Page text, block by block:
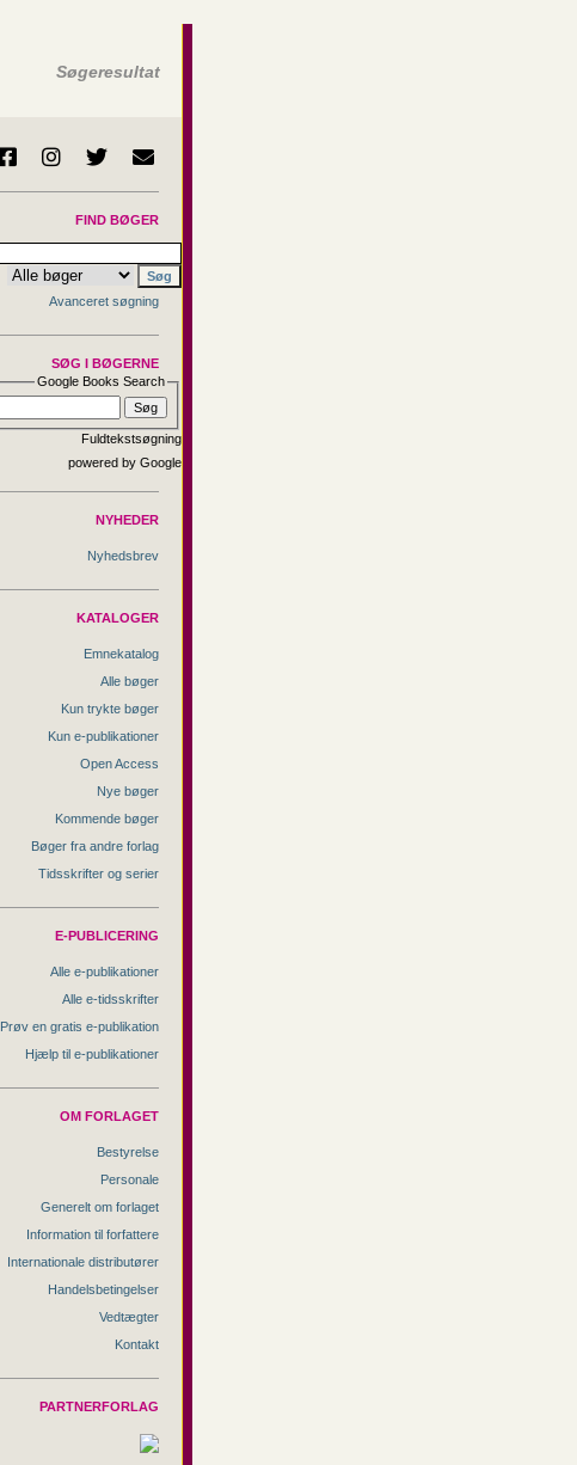
Søgeresultat
FIND BØGER
Avanceret søgning
SØG I BØGERNE
Google Books Search
Fuldtekstsøgning
NYHEDER
Nyhedsbrev
KATALOGER
Emnekatalog
Alle bøger
Kun trykte bøger
Kun e-publikationer
Open Access
Nye bøger
Kommende bøger
Bøger fra andre forlag
Tidsskrifter og serier
E-PUBLICERING
Alle e-publikationer
Alle e-tidsskrifter
Prøv en gratis e-publikation
Hjælp til e-publikationer
OM FORLAGET
Bestyrelse
Personale
Generelt om forlaget
Information til forfattere
Internationale distributører
Handelsbetingelser
Vedtægter
Kontakt
PARTNERFORLAG